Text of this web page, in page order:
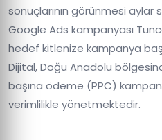
sonuçlarının görünmesi aylar
Google Ads kampanyası
hedef kitlenize kampanya
Dijital, Doğu Anadolu
başına ödeme (PPC)
verimlilikle yönetmektedir.